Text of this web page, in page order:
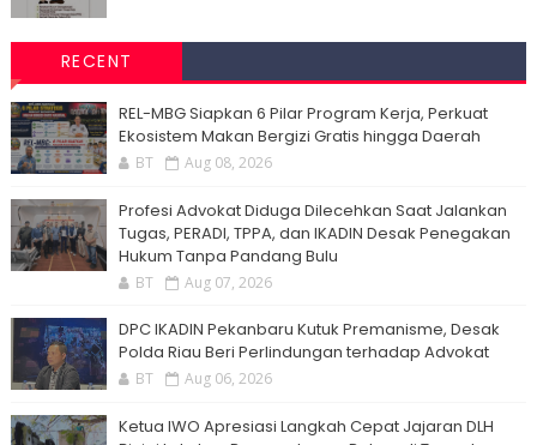
RECENT
‎REL-MBG Siapkan 6 Pilar Program Kerja, Perkuat
Ekosistem Makan Bergizi Gratis hingga Daerah
BT Aug 08, 2026
Profesi Advokat Diduga Dilecehkan Saat Jalankan
Tugas, PERADI, TPPA, dan IKADIN Desak Penegakan
Hukum Tanpa Pandang Bulu
BT Aug 07, 2026
DPC IKADIN Pekanbaru Kutuk Premanisme, Desak
Polda Riau Beri Perlindungan terhadap Advokat
BT Aug 06, 2026
Ketua IWO Apresiasi Langkah Cepat Jajaran DLH